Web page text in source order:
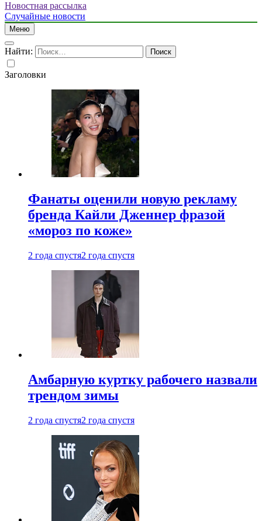
Новостная рассылка
Случайные новости
Меню
Найти:
Заголовки
Фанаты оценили новую рекламу
бренда Кайли Дженнер фразой
«мороз по коже»
2 года спустя2 года спустя
Амбарную куртку рабочего назвали
трендом зимы
2 года спустя2 года спустя